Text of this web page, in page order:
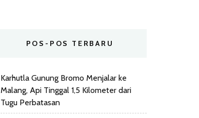
POS-POS TERBARU
Karhutla Gunung Bromo Menjalar ke
Malang, Api Tinggal 1,5 Kilometer dari
Tugu Perbatasan